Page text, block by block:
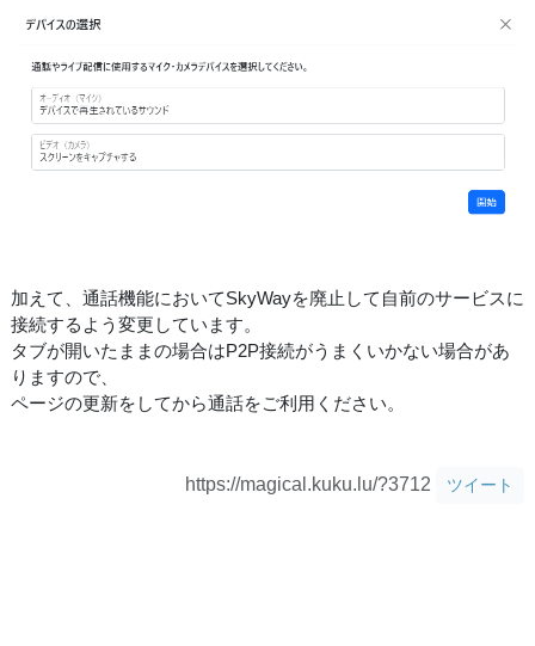
加えて、通話機能においてSkyWayを廃止して自前のサービスに
接続するよう変更しています。
タブが開いたままの場合はP2P接続がうまくいかない場合があ
りますので、
ページの更新をしてから通話をご利用ください。
https://magical.kuku.lu/?3712 ツイート